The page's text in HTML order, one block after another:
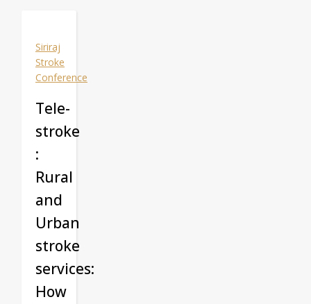
Siriraj
Stroke
Conference
Tele-
stroke
:
Rural
and
Urban
stroke
services:
How